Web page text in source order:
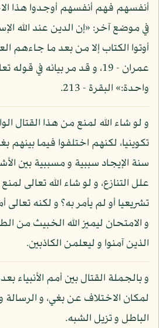
أنفسهم فهم أنفسهم أوجدوا هذا
في موضع آخر: «إن الدين عند الله
أوتوا الكتاب إلا من بعد ما جاءهم
عمران - 19، و قد مر بيانه في
واحدة:» البقرة - 213.
و لو شاء الله لمنع من هذا القتال
تكوينيا، لكنهم اختلفوا فيما بينهم
سنة الإيجاد سببية و مسببية بين
علل التنازع، و لو شاء الله تعالى
تشريعيا أو لم يأمر به؟ و لكنه تعالى
و الامتحان ليميز الله الخبيث من
الذين آمنوا و ليعلمن الكاذبين.
و بالجملة القتال بين أمم الأنبياء
لمكان الاختلاف عن بغي، و الرسالة
الباطل و تزيل الشبه.